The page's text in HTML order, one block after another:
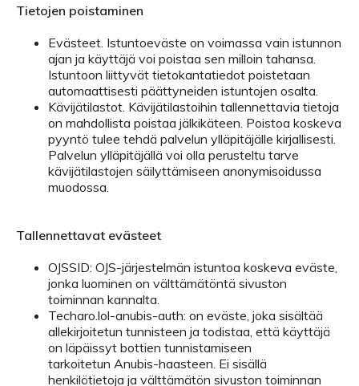
Tietojen poistaminen
Evästeet. Istuntoeväste on voimassa vain istunnon
ajan ja käyttäjä voi poistaa sen milloin tahansa.
Istuntoon liittyvät tietokantatiedot poistetaan
automaattisesti päättyneiden istuntojen osalta.
Kävijätilastot. Kävijätilastoihin tallennettavia tietoja
on mahdollista poistaa jälkikäteen. Poistoa koskeva
pyyntö tulee tehdä palvelun ylläpitäjälle kirjallisesti.
Palvelun ylläpitäjällä voi olla perusteltu tarve
kävijätilastojen säilyttämiseen anonymisoidussa
muodossa.
Tallennettavat evästeet
OJSSID: OJS-järjestelmän istuntoa koskeva eväste,
jonka luominen on välttämätöntä sivuston
toiminnan kannalta.
Techaro.lol-anubis-auth: on eväste, joka sisältää
allekirjoitetun tunnisteen ja todistaa, että käyttäjä
on läpäissyt bottien tunnistamiseen
tarkoitetun Anubis-haasteen. Ei sisällä
henkilötietoja ja välttämätön sivuston toiminnan